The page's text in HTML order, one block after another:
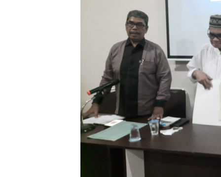
Profesional
Cek Fakta
Cek Fakta:
Mengungkap Fakta
di Balik Produksi
Mewah: Benarkah
Barang Brand
Ternama Dibuat di
Cek Fakta
Cek Fakta:
Mengungkap
di Balik
Ternama